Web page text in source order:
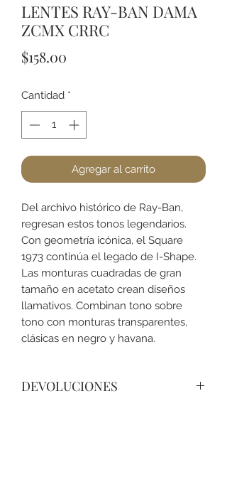
LENTES RAY-BAN DAMA
ZCMX CRRC
$158.00
Cantidad *
Agregar al carrito
Del archivo histórico de Ray-Ban,
regresan estos tonos legendarios.
Con geometría icónica, el Square
1973 continúa el legado de I-Shape.
Las monturas cuadradas de gran
tamaño en acetato crean diseños
llamativos. Combinan tono sobre
tono con monturas transparentes,
clásicas en negro y havana.
DEVOLUCIONES